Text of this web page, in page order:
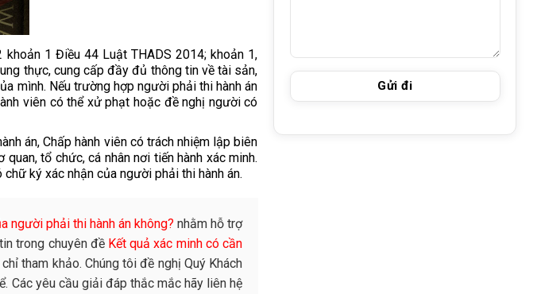
1 Điều 44 Luật THADS 2014; khoản 1,
thực, cung cấp đầy đủ thông tin về tài sản,
mình. Nếu trường hợp người phải thi hành án
viên có thể xử phạt hoặc đề nghị người có
án, Chấp hành viên có trách nhiệm lập biên
tổ chức, cá nhân nơi tiến hành xác minh.
ký xác nhận của người phải thi hành án.
người phải thi hành án không? nhằm hỗ trợ
trong chuyên đề Kết quả xác minh có cần
tham khảo. Chúng tôi đề nghị Quý Khách
Các yêu cầu giải đáp thắc mắc hãy liên hệ